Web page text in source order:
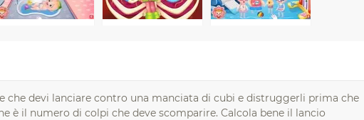
che devi lanciare contro una manciata di cubi e distruggerli prima che
è il numero di colpi che deve scomparire. Calcola bene il lancio